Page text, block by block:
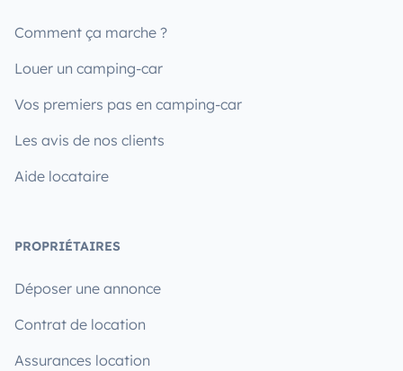
Comment ça marche ?
Louer un camping-car
Vos premiers pas en camping-car
Les avis de nos clients
Aide locataire
PROPRIÉTAIRES
Déposer une annonce
Contrat de location
Assurances location